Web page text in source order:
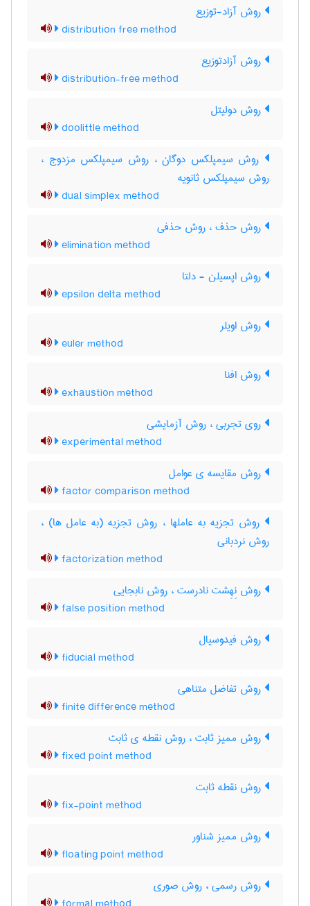
روش آزاد-توزیع
distribution free method
روش آزادتوزیع
distribution-free method
روش دولیتل
doolittle method
روش سیمپلکس دوگان ، روش سیمپلکس مزدوج ،
روش سیمپلکس ثانویه
dual simplex method
روش حذف ، روش حذفی
elimination method
روش اپسیلن - دلتا
epsilon delta method
روش اویلر
euler method
روش افنا
exhaustion method
روی تجربی ، روش آزمایشی
experimental method
روش مقایسه ی عوامل
factor comparison method
روش تجزیه به عاملها ، روش تجزیه (به عامل ها) ،
روش نردبانی
factorization method
روش نِهِشت نادرست ، روش نابجایی
false position method
روش فیدوسیال
fiducial method
روش تفاضل متناهی
finite difference method
روش ممیز ثابت ، روش نقطه ی ثابت
fixed point method
روش نقطه ثابت
fix-point method
روش ممیز شناور
floating point method
روش رسمی ، روش صوری